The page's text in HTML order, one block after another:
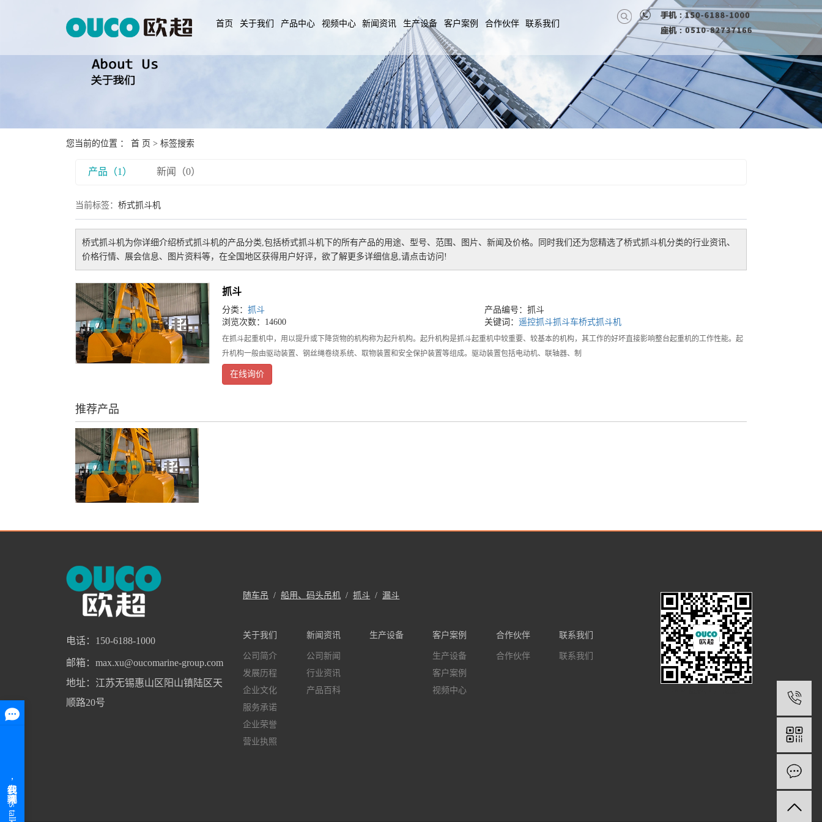
首页 关于我们 产品中心 视频中心 新闻资讯 生产设备 客户案例 合作伙伴 联系我们
您当前的位置 ： 首 页 > 标签搜索
产品（1） 新闻（0）
当前标签： 桥式抓斗机
桥式抓斗机为你详细介绍桥式抓斗机的产品分类,包括桥式抓斗机下的所有产品的用途、型号、范围、图片、新闻及价格。同时我们还为您精选了桥式抓斗机分类的行业资讯、
价格行情、展会信息、图片资料等，在全国地区获得用户好评，欲了解更多详细信息,请点击访问!
抓斗
分类： 抓斗
产品编号：抓斗
浏览次数：14600
关键词： 遥控抓斗抓斗车桥式抓斗机
在抓斗起重机中，用以提升或下降货物的机构称为起升机构。起升机构是抓斗起重机中较重要、较基本的机构，其工作的好坏直接影响整台起重机的工作性能。起
升机构一般由驱动装置、钢丝绳卷绕系统、取物装置和安全保护装置等组成。驱动装置包括电动机、联轴器、制
在线询价
推荐产品
电话：150-6188-1000
邮箱：max.xu@oucomarine-group.com
地址：江苏无锡惠山区阳山镇陆区天
顺路20号
随车吊 /船用、码头吊机 /抓斗 / 漏斗
关于我们
公司简介
发展历程
企业文化
服务承诺
企业荣誉
营业执照
新闻资讯
公司新闻
行业资讯
产品百科
生产设备 客户案例
生产设备
客户案例
视频中心
合作伙伴
合作伙伴
联系我们
联系我们